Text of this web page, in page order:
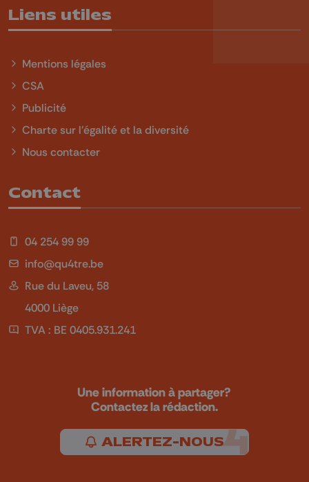
Liens utiles
Mentions légales
CSA
Publicité
Charte sur l'égalité et la diversité
Nous contacter
Contact
04 254 99 99
info@qu4tre.be
Rue du Laveu, 58
4000 Liège
TVA : BE 0405.931.241
Une information à partager?
Contactez la rédaction.
ALERTEZ-NOUS